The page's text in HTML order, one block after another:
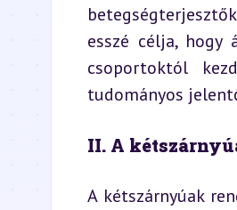
esszé célja,
csoportoktól
tudományos
II. A
A kétszárnyúak